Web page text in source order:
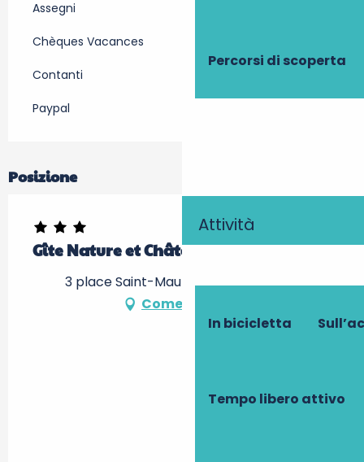
Percorsi di scoperta
Attività
In bicicletta
Tempo libero attivo
Assegni
Chèques Vacances
Contanti
Paypal
Posizione
Gîte Nature et Châteaux : Chenonceau
3 place Saint-Maurice, 37500 Chinon
Come arrivare